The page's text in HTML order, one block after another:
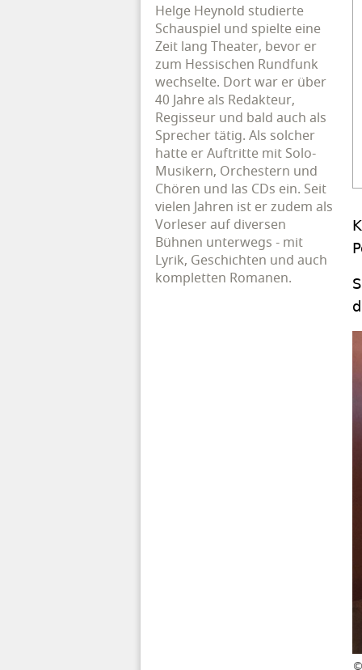
Helge Heynold studierte
Schauspiel und spielte eine
Zeit lang Theater, bevor er
zum Hessischen Rundfunk
wechselte. Dort war er über
40 Jahre als Redakteur,
Regisseur und bald auch als
Sprecher tätig. Als solcher
hatte er Auftritte mit Solo-
Musikern, Orchestern und
Chören und las CDs ein. Seit
vielen Jahren ist er zudem als
Vorleser auf diversen
Bühnen unterwegs - mit
Lyrik, Geschichten und auch
kompletten Romanen.